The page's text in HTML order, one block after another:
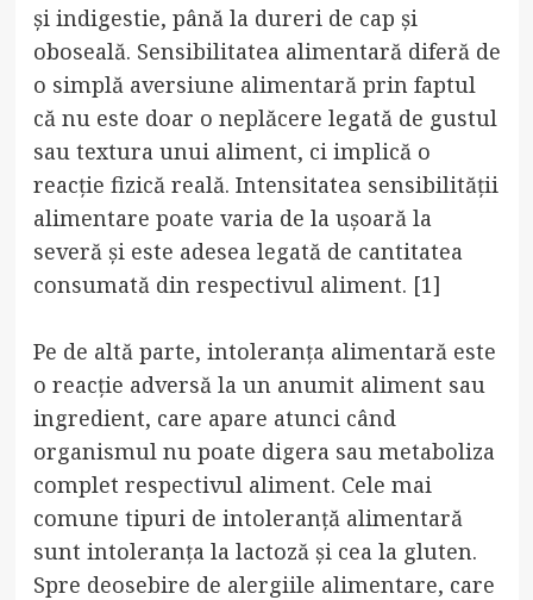
și indigestie, până la dureri de cap și
oboseală. Sensibilitatea alimentară diferă de
o simplă aversiune alimentară prin faptul
că nu este doar o neplăcere legată de gustul
sau textura unui aliment, ci implică o
reacție fizică reală. Intensitatea sensibilității
alimentare poate varia de la ușoară la
severă și este adesea legată de cantitatea
consumată din respectivul aliment. [1]
Pe de altă parte, intoleranța alimentară este
o reacție adversă la un anumit aliment sau
ingredient, care apare atunci când
organismul nu poate digera sau metaboliza
complet respectivul aliment. Cele mai
comune tipuri de intoleranță alimentară
sunt intoleranța la lactoză și cea la gluten.
Spre deosebire de alergiile alimentare, care